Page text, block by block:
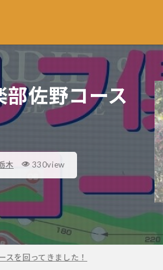
部佐野コース
木 330view
スを回ってきました！